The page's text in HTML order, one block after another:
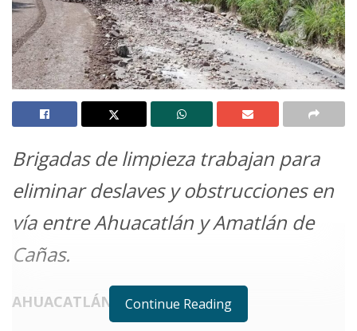
Brigadas de limpieza trabajan para
eliminar deslaves y obstrucciones en
vía entre Ahuacatlán y Amatlán de
Cañas.
AHUACATLÁN. Continue Reading